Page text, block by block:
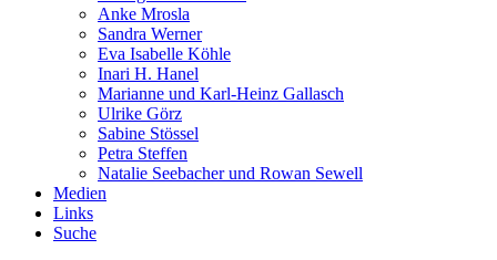
Anke Mrosla
Sandra Werner
Eva Isabelle Köhle
Inari H. Hanel
Marianne und Karl-Heinz Gallasch
Ulrike Görz
Sabine Stössel
Petra Steffen
Natalie Seebacher und Rowan Sewell
Medien
Links
Suche